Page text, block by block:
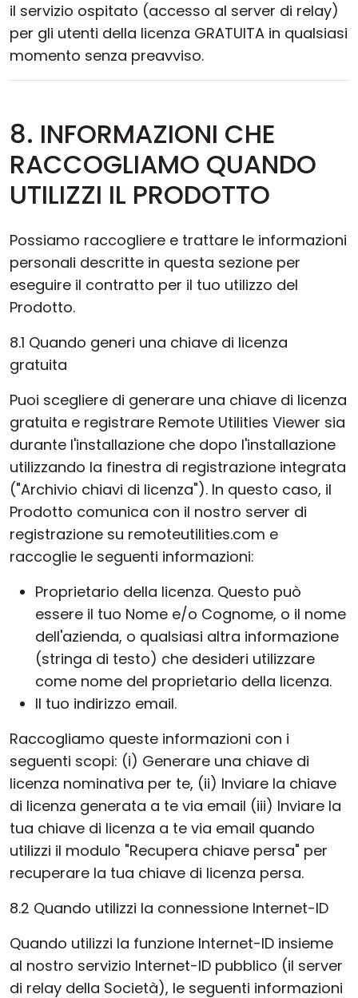
il servizio ospitato (accesso al server di relay)
per gli utenti della licenza GRATUITA in qualsiasi
momento senza preavviso.
8. INFORMAZIONI CHE
RACCOGLIAMO QUANDO
UTILIZZI IL PRODOTTO
Possiamo raccogliere e trattare le informazioni
personali descritte in questa sezione per
eseguire il contratto per il tuo utilizzo del
Prodotto.
8.1 Quando generi una chiave di licenza
gratuita
Puoi scegliere di generare una chiave di licenza
gratuita e registrare Remote Utilities Viewer sia
durante l'installazione che dopo l'installazione
utilizzando la finestra di registrazione integrata
("Archivio chiavi di licenza"). In questo caso, il
Prodotto comunica con il nostro server di
registrazione su remoteutilities.com e
raccoglie le seguenti informazioni:
Proprietario della licenza. Questo può
essere il tuo Nome e/o Cognome, o il nome
dell'azienda, o qualsiasi altra informazione
(stringa di testo) che desideri utilizzare
come nome del proprietario della licenza.
Il tuo indirizzo email.
Raccogliamo queste informazioni con i
seguenti scopi: (i) Generare una chiave di
licenza nominativa per te, (ii) Inviare la chiave
di licenza generata a te via email (iii) Inviare la
tua chiave di licenza a te via email quando
utilizzi il modulo "Recupera chiave persa" per
recuperare la tua chiave di licenza persa.
8.2 Quando utilizzi la connessione Internet-ID
Quando utilizzi la funzione Internet-ID insieme
al nostro servizio Internet-ID pubblico (il server
di relay della Società), le seguenti informazioni